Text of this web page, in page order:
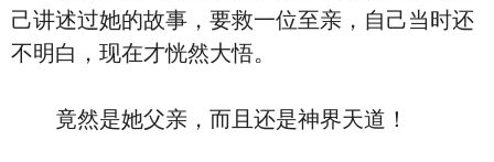
己讲述过她的故事，要救一位至亲，自己当时还
不明白，现在才恍然大悟。
竟然是她父亲，而且还是神界天道！